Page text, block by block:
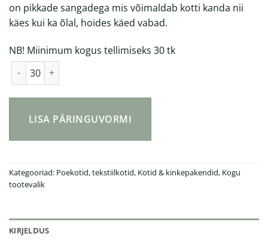
on pikkade sangadega mis võimaldab kotti kanda nii
käes kui ka õlal, hoides käed vabad.
NB! Miinimum kogus tellimiseks 30 tk
LISA PÄRINGUVORMI
Kategooriad: Poekotid, tekstiilkotid, Kotid & kinkepakendid, Kogu
tootevalik
KIRJELDUS